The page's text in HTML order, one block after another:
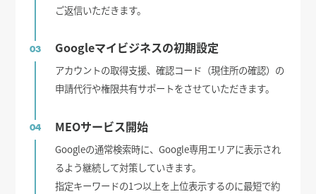
ご返信いただきます。
03 Googleマイビジネスの初期設定
アカウントの取得支援、確認コード（現住所の確認）の
申請代行や権限共有サポートをさせていただきます。
04 MEOサービス開始
Googleの通常検索時に、Google専用エリアに表示され
るよう継続して対策していきます。
指定キーワードの1つ以上を上位表示するのに最短で約